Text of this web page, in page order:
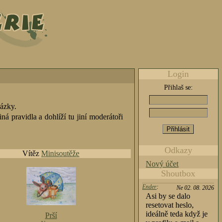
pravidla a dohlíží tu jiní moderátoři
VítězMinisoutěže
Prší
Login
Přihlaš se:
Odkazy
Nový účet
Shoutbox
Ne 02. 08. 2026
Ender:
Asi by se dalo
resetovat heslo,
ideálně teda když je